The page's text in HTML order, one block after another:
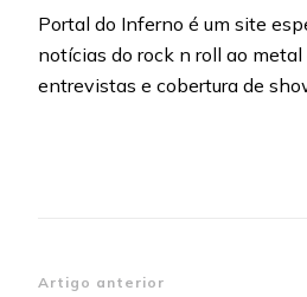
Portal do Inferno é um site
notícias do rock n roll ao metal
entrevistas e cobertura de
Artigo anterior